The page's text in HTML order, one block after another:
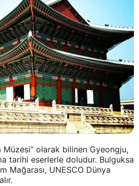
Müzesi” olarak bilinen Gyeongju,
tarihi eserlerle doludur. Bulguksa
Mağarası, UNESCO Dünya